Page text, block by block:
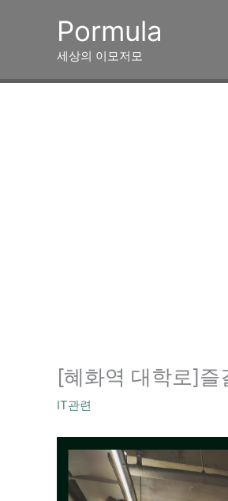
건
Pormula
세상의 이모저모
[혜화역 대학로]즐
IT관련